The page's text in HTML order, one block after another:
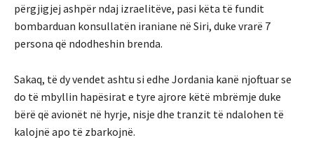
përgjigjej ashpër ndaj izraelitëve, pasi këta të fundit
bombarduan konsullatën iraniane në Siri, duke vrarë 7
persona që ndodheshin brenda.
Sakaq, të dy vendet ashtu si edhe Jordania kanë njoftuar se
do të mbyllin hapësirat e tyre ajrore këtë mbrëmje duke
bërë që avionët në hyrje, nisje dhe tranzit të ndalohen të
kalojnë apo të zbarkojnë.